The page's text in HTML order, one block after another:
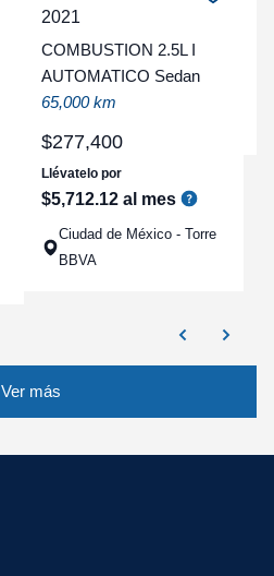
2021
COMBUSTION 2.5L I
AUTOMATICO Sedan
65,000 km
$277,400
Llévatelo por
$5,712.12 al mes
Ciudad de México - Torre
BBVA
Ver más